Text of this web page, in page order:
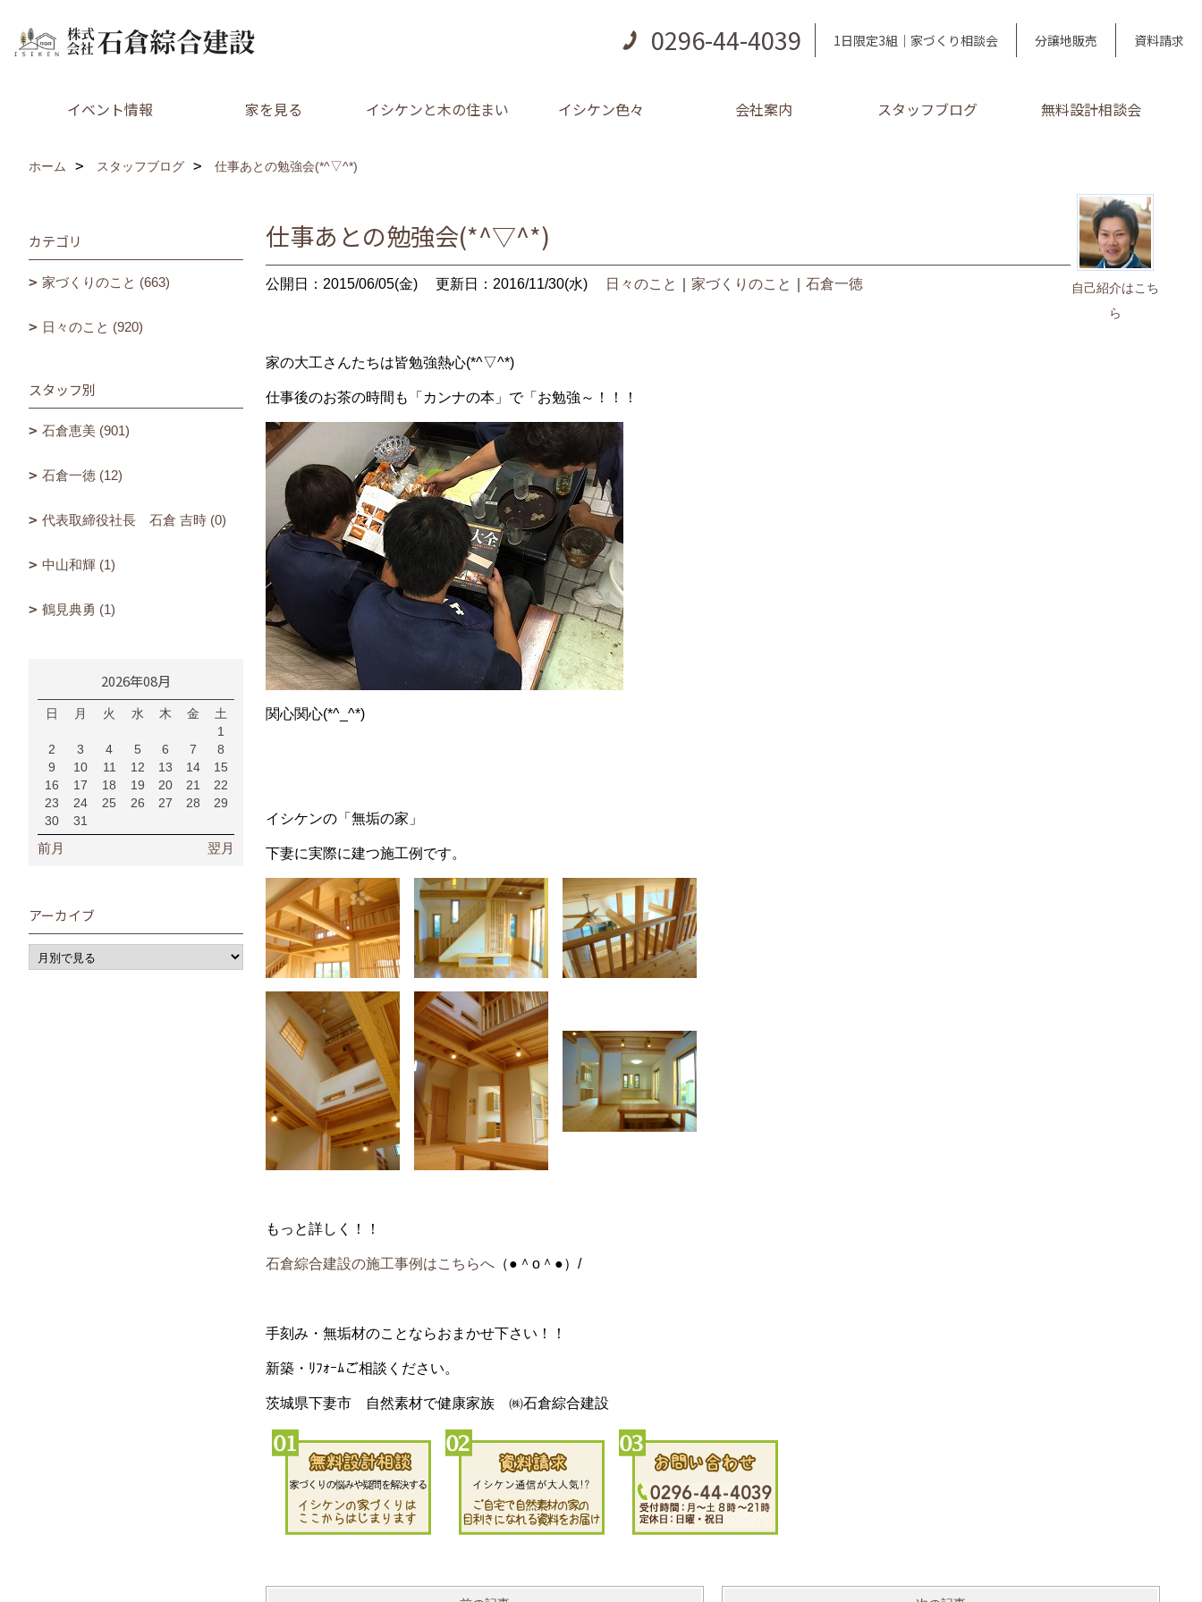
0296-44-4039 1日限定3組｜家づくり相談会 分譲地販売 資料請求
イベント情報 家を見る イシケンと木の住まい イシケン色々 会社案内 スタッフブログ 無料設計相談会
ホーム スタッフブログ 仕事あとの勉強会(*^▽^*)
自己紹介はこち
ら
仕事あとの勉強会(*^▽^*)
公開日：2015/06/05(金) 更新日：2016/11/30(水) 日々のこと 家づくりのこと 石倉一徳
家の大工さんたちは皆勉強熱心(*^▽^*)
仕事後のお茶の時間も「カンナの本」で「お勉強～！！！
関心関心(*^_^*)
イシケンの「無垢の家」
下妻に実際に建つ施工例です。
もっと詳しく！！
石倉綜合建設の施工事例はこちらへ （●＾o＾●）/
手刻み・無垢材のことならおまかせ下さい！！
新築・ﾘﾌｫｰﾑご相談ください。
茨城県下妻市 自然素材で健康家族 ㈱石倉綜合建設
カテゴリ
家づくりのこと (663)
日々のこと (920)
スタッフ別
石倉恵美 (901)
石倉一徳 (12)
代表取締役社長 石倉 吉時 (0)
中山和輝 (1)
鶴見典勇 (1)
2026年08月
日 月 火 水 木 金
土
1
2
3 4 5 6 7
8
9
10 11 12 13 14
15
16
17 18 19 20 21
22
23
24 25 26 27 28
29
30
31
前月 翌月
アーカイブ